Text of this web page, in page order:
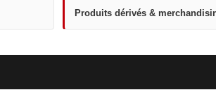
Produits dérivés &